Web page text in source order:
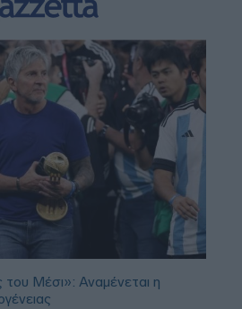
Μέσι»: Αναμένεται η